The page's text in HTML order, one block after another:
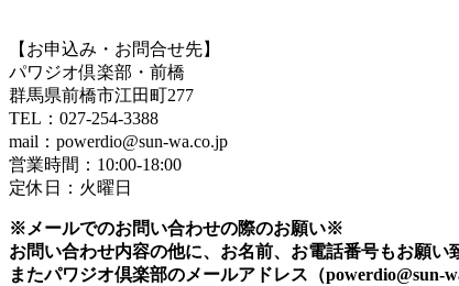
【お申込み・お問合せ先】
パワジオ倶楽部・前橋
群馬県前橋市江田町277
TEL：027-254-3388
mail：powerdio@sun-wa.co.jp
営業時間：10:00-18:00
定休日：火曜日
※メールでのお問い合わせの際のお願い※
お問い合わせ内容の他に、お名前、お電話番号もお願い
またパワジオ倶楽部のメールアドレス（powerdio@sun-